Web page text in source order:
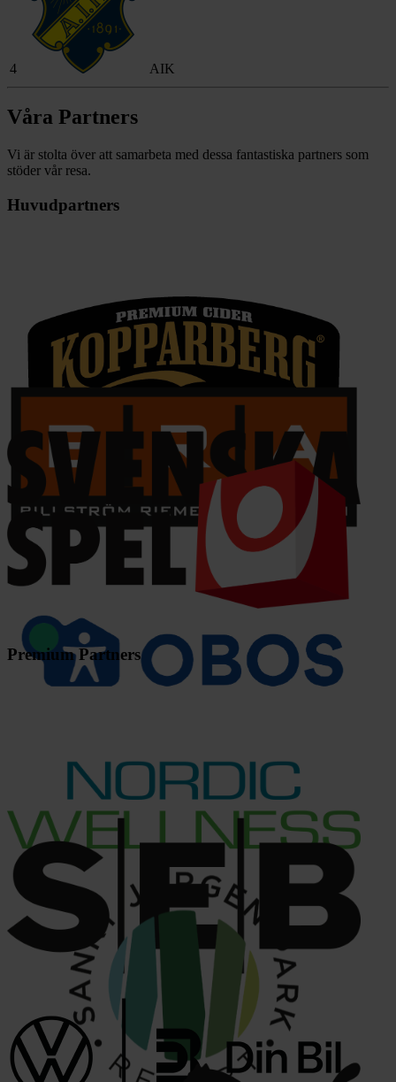
4 AIK
Våra Partners
Vi är stolta över att samarbeta med dessa fantastiska partners som
stöder vår resa.
Huvudpartners
Premium Partners